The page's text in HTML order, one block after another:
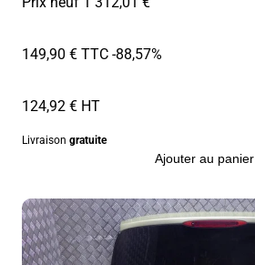
149,90 € TTC-88,57%
124,92 € HT
Livraison gratuite
Ajouter au panier